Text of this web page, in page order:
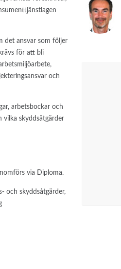
det ansvar som följer
för att bli
och
arbetsbockar och
vilka skyddsåtgärder
via Diploma.
och skyddsåtgärder,